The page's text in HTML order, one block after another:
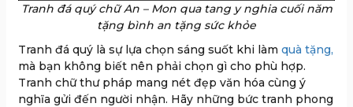
Tranh đá quý chữ An – Mon qua tang y nghia cuối năm
tặng bình an tặng sức khỏe
Tranh đá quý là sự lựa chọn sáng suốt khi làm quà tặng,
mà bạn không biết nên phải chọn gì cho phù hợp.
Tranh chữ thư pháp mang nét đẹp văn hóa cùng ý
nghĩa gửi đến người nhận. Hãy những bức tranh phong